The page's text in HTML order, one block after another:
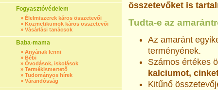
Fogyasztóvédelem
» Élelmiszerek káros összetevői
» Kozmetikumok káros összetevői
» Vásárlási tanácsok
Baba-mama
» Anyának lenni
» Bébi
» Óvodások, iskolások
» Termékismertető
» Tudományos hírek
» Várandósság
összetevőket is
Tudta-e az
Az amaránt
terményének.
Számos értékes
kalciumot,
Kitűnő